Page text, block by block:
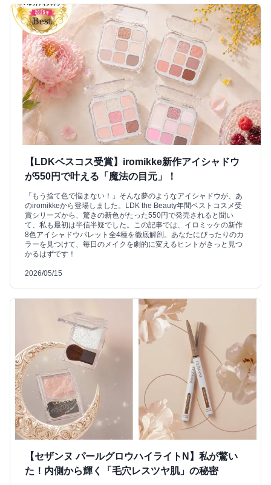
【LDKベスコス受賞】iromikke新作アイシャドウ
が550円で叶える「魔法の目元」！
「もう捨て色で悩まない！」そんな夢のようなアイシャドウが、あ
のiromikkeから登場しました。LDK the Beauty年間ベストコスメ受
賞シリーズから、驚きの新色がたった550円で発売されると聞い
て、私も最初は半信半疑でした。この記事では、イロミッケの新作
8色アイシャドウパレット全4種を徹底解剖。あなたにぴったりのカ
ラーを見つけて、毎日のメイクを劇的に変えるヒントがきっと見つ
かるはずです！
2026/05/15
【セザンヌ パールグロウハイライトN】私が驚い
た！内側から輝く「毛穴レスツヤ肌」の秘密